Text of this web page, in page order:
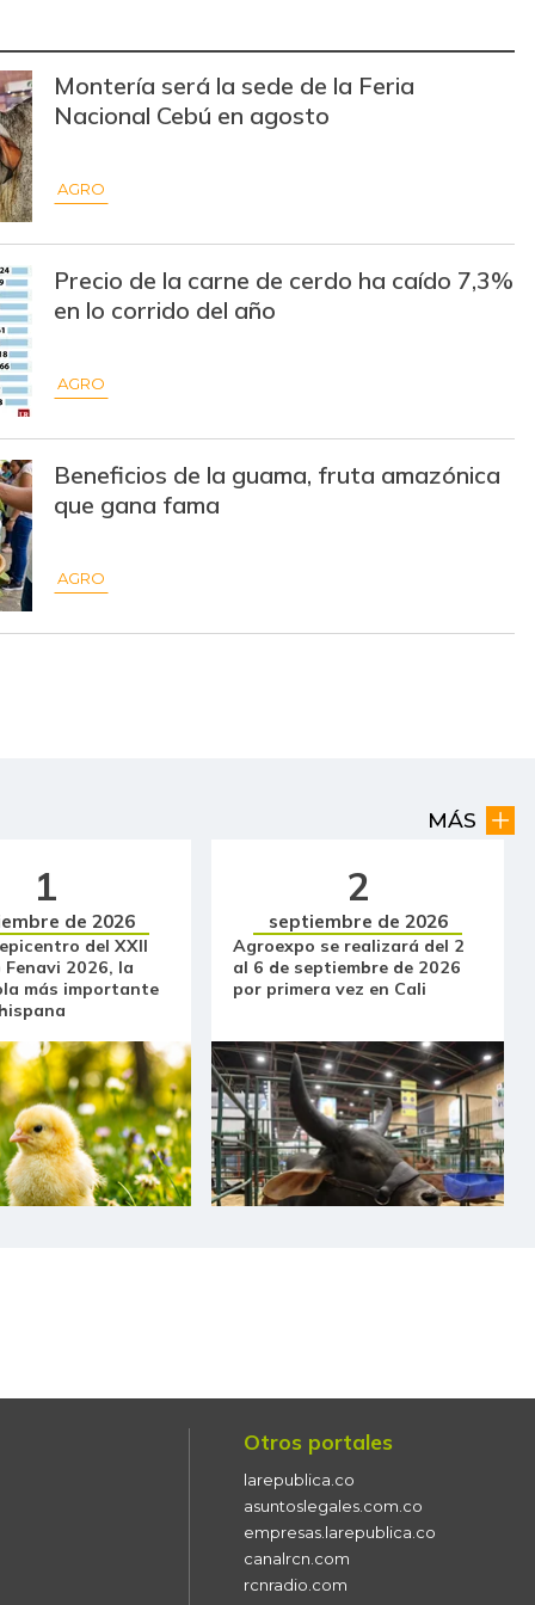
$ 186,00 +$ 48,00 +34,78%
+$ 300,00
$ 1.700,00
$ 1.162,00 -$ 107,00
-8,43%
de Precios), DANE.
Montería será la sede de la Feria
Nacional Cebú en agosto
AGRO
Precio de la carne de cerdo ha caído 7,3%
en lo corrido del año
AGRO
Beneficios de la guama, fruta amazónica
que gana fama
AGRO
MÁS
1
de 2026
del XXII
Fenavi 2026, la
más importante
2
septiembre de 2026
Agroexpo se realizará del 2
al 6 de septiembre de 2026
por primera vez en Cali
Otros portales
larepublica.co
asuntoslegales.com.co
empresas.larepublica.co
canalrcn.com
rcnradio.com